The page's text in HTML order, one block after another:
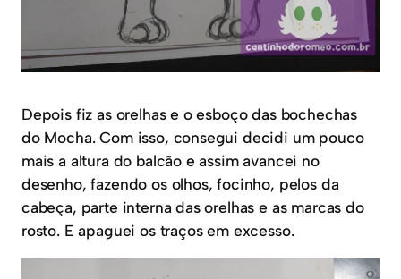
Depois fiz as orelhas e o esboço das bochechas
do Mocha. Com isso, consegui decidi um pouco
mais a altura do balcão e assim avancei no
desenho, fazendo os olhos, focinho, pelos da
cabeça, parte interna das orelhas e as marcas do
rosto. E apaguei os traços em excesso.